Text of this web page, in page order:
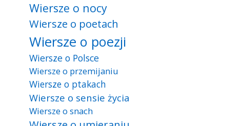
Wiersze o nocy
Wiersze o poetach
Wiersze o poezji
Wiersze o Polsce
Wiersze o przemijaniu
Wiersze o ptakach
Wiersze o sensie życia
Wiersze o snach